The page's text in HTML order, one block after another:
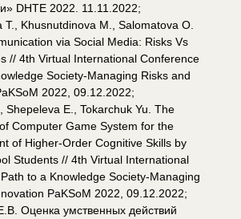
DHTE 2022. 11.11.2022;
T., Khusnutdinova M., Salomatova O.
via Social Media: Risks Vs
// 4th Virtual International Conference
Society-Managing Risks and
2022, 09.12.2022;
Shepeleva E., Tokarchuk Yu. The
Computer Game System for the
of Higher-Order Cognitive Skills by
Students // 4th Virtual International
to a Knowledge Society-Managing
PaKSoM 2022, 09.12.2022;
Оценка умственных действий